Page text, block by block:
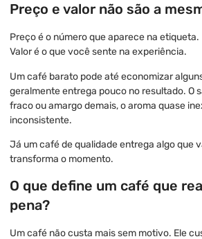
Preço e valor não são a
Preço é o número que aparece na etiqueta.
Valor é o que você sente na experiência.
Um café barato pode até economizar
geralmente entrega pouco no resultado. O
fraco ou amargo demais, o aroma quase
inconsistente.
Já um café de qualidade entrega algo que
transforma o momento.
O que define um café que
pena?
Um café não custa mais sem motivo. Ele